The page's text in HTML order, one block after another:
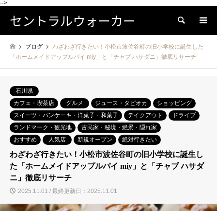
-->
セントラルウォーカー 検索
ブログ
わざわざ行きたい！小松市波佐谷町の旧小学校に誕生した
「ホームメイドアップルパイ miy」と「チャブ ハサダニ」徹底リサーチ
石川県
カフェ・喫茶店
グルメ ジュース・タピオカ
ショッピング
スイーツ・パンケーキ・洋菓子・和菓子
テイクアウト
ドライブ
ランドマーク・観光地
古民家・秘境・絶景・隠れ家
おすすめ
人気店 新規オープン 絶対行きたい
わざわざ行きたい！小松市波佐谷町の旧小学校に誕生し
た「ホームメイドアップルパイ miy」と「チャブ ハサダ
ニ」徹底リサーチ
2025.11.01 / 最終更新日：2025.11.01